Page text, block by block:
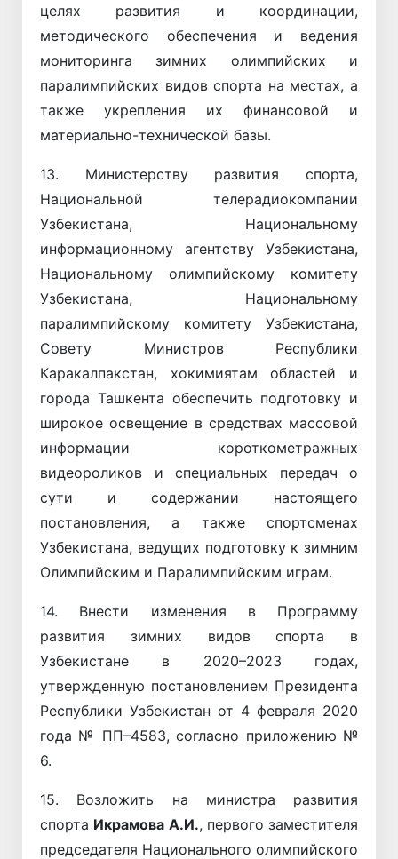
целях развития и координации,
методического обеспечения и ведения
мониторинга зимних олимпийских и
паралимпийских видов спорта на местах, а
также укрепления их финансовой и
материально-технической базы.
13. Министерству развития спорта,
Национальной телерадиокомпании
Узбекистана, Национальному
информационному агентству Узбекистана,
Национальному олимпийскому комитету
Узбекистана, Национальному
паралимпийскому комитету Узбекистана,
Совету Министров Республики
Каракалпакстан, хокимиятам областей и
города Ташкента обеспечить подготовку и
широкое освещение в средствах массовой
информации короткометражных
видеороликов и специальных передач о
сути и содержании настоящего
постановления, а также спортсменах
Узбекистана, ведущих подготовку к зимним
Олимпийским и Паралимпийским играм.
14. Внести изменения в Программу
развития зимних видов спорта в
Узбекистане в 2020–2023 годах,
утвержденную постановлением Президента
Республики Узбекистан от 4 февраля 2020
года № ПП–4583, согласно приложению №
6.
15. Возложить на министра развития
спорта Икрамова А.И., первого заместителя
председателя Национального олимпийского